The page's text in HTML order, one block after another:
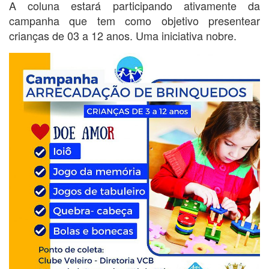
A coluna estará participando ativamente da
campanha que tem como objetivo presentear
crianças de 03 a 12 anos. Uma iniciativa nobre.